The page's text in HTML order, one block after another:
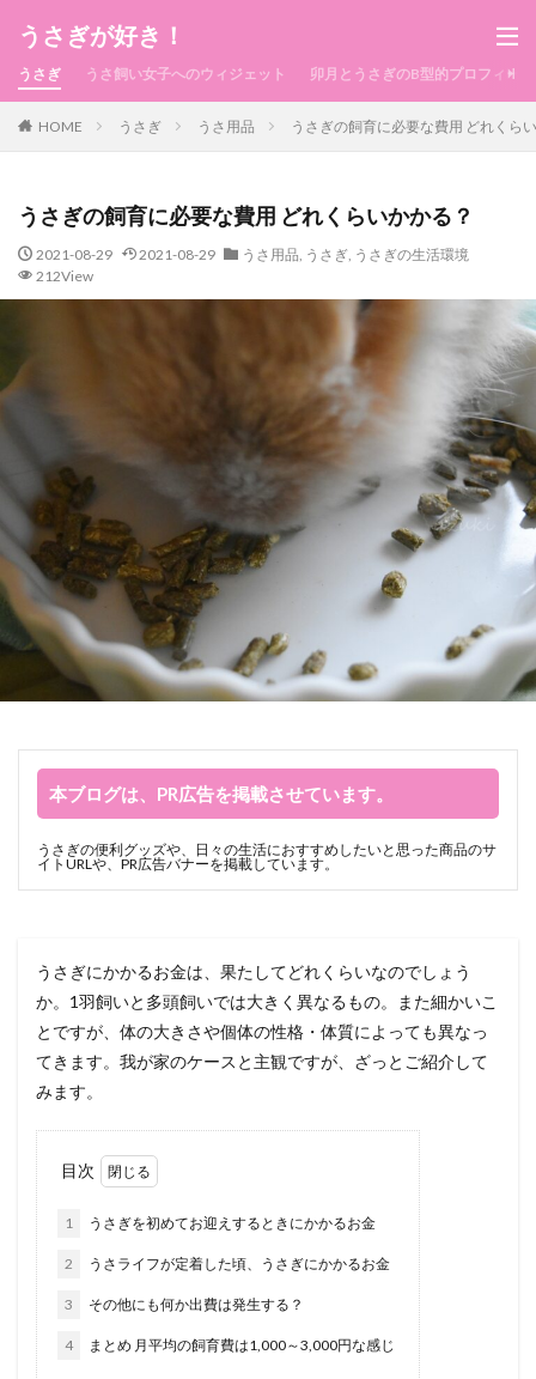
うさぎが好き！
うさぎ うさ飼い女子へのウィジェット 卯月とうさぎのB型的プロフィール
HOME うさぎ うさ用品 うさぎの飼育に必要な費用 どれくら
うさぎの飼育に必要な費用 どれくらいかかる？
2021-08-29 2021-08-29 うさ用品, うさぎ, うさぎの生活環境
212View
本ブログは、PR広告を掲載させています。
うさぎの便利グッズや、日々の生活におすすめしたいと思った商品のサ
イトURLや、PR広告バナーを掲載しています。
うさぎにかかるお金は、果たしてどれくらいなのでしょう
か。1羽飼いと多頭飼いでは大きく異なるもの。また細かいこ
とですが、体の大きさや個体の性格・体質によっても異なっ
てきます。我が家のケースと主観ですが、ざっとご紹介して
みます。
目次
1 うさぎを初めてお迎えするときにかかるお金
2 うさライフが定着した頃、うさぎにかかるお金
3 その他にも何か出費は発生する？
4 まとめ 月平均の飼育費は1,000～3,000円な感じ